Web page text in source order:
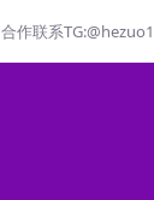
合作联系